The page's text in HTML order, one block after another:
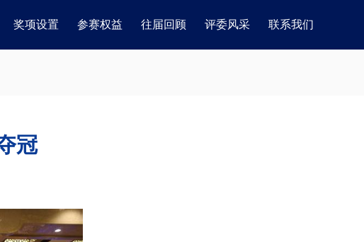
奖项设置 参赛权益 往届回顾 评委风采 联系我们
冠